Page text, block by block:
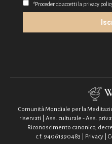
*Procedendo accetti la privacy
Comunità Mondiale per la
riservati | Ass. culturale - Ass.
Riconoscimento canonico,
c.f. 94061390483 | Privacy